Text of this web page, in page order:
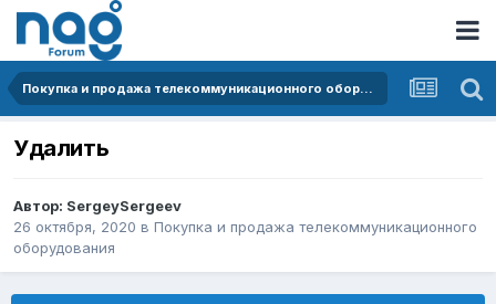
Покупка и продажа телекоммуникационного оборудования
Удалить
Автор: SergeySergeev
26 октября, 2020 в Покупка и продажа телекоммуникационного
оборудования